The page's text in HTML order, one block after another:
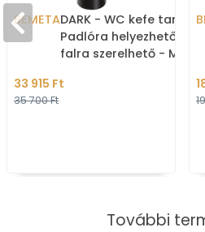
BEMETADARK - WC kefe tartó -
Padlóra helyezhető vagy
falra szerelhető - Matt
33 915 Ft
35 700 Ft
További